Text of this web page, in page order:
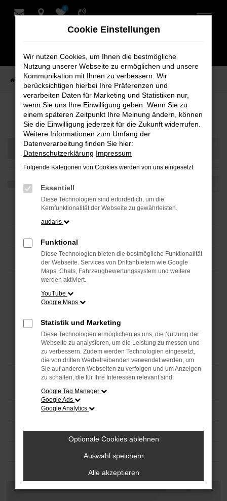
Zum
0
Startseite Teilen
Ihre Fahrzeugauswahl
Cookie Einstellungen
Wir nutzen Cookies, um Ihnen die bestmögliche
Nutzung unserer Webseite zu ermöglichen und unsere
Kommunikation mit Ihnen zu verbessern. Wir
berücksichtigen hierbei Ihre Präferenzen und
verarbeiten Daten für Marketing und Statistiken nur,
wenn Sie uns Ihre Einwilligung geben. Wenn Sie zu
einem späteren Zeitpunkt Ihre Meinung ändern, können
Sie die Einwilligung jederzeit für die Zukunft widerrufen.
Weitere Informationen zum Umfang der
Datenverarbeitung finden Sie hier:
Datenschutzerklärung Impressum
Folgende Kategorien von Cookies werden von uns eingesetzt:
Essentiell
Diese Technologien sind erforderlich, um die
Kernfunktionalität der Webseite zu gewährleisten.
audaris
Funktional
Diese Technologien bieten die bestmögliche Funktionalität
der Webseite. Services von Drittanbietern wie Google
Maps, Chats, Fahrzeugbewertungssystem und weitere
werden aktiviert.
YouTube
Google Maps
Statistik und Marketing
Diese Technologien ermöglichen es uns, die Nutzung der
Webseite zu analysieren, um die Leistung zu messen und
zu verbessern. Zudem werden Technologien eingesetzt,
die von dritten Werbetreibenden verwendet werden, um
Sie auf anderen Webseiten zu verfolgen und um Anzeigen
zu schalten, die für Ihre Interessen relevant sind.
Google Tag Manager
Google Ads
Google Analytics
Optionale Cookies ablehnen
Auswahl speichern
Alle akzeptieren